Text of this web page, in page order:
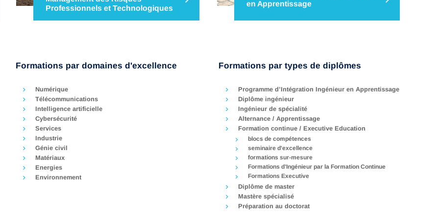
Professionnels et Technologiques
sensible de gestion des risques industriels, et
en Apprentissage
nécessaires à la poursuite et…
Formations par domaines d'excellence
Numérique
Télécommunications
Intelligence artificielle
Cybersécurité
Services
Industrie
Génie civil
Matériaux
Energies
Environnement
Formations par types de diplômes
Programme d’Intégration Ingénieur en Apprentissage
Diplôme ingénieur
Ingénieur de spécialité
Alternance / Apprentissage
Formation continue / Executive Education
blocs de compétences
seminaire d'excellence
formations sur-mesure
Formations d’Ingénieur par la Formation Continue
Formations Executive
Diplôme de master
Mastère spécialisé
Préparation au doctorat